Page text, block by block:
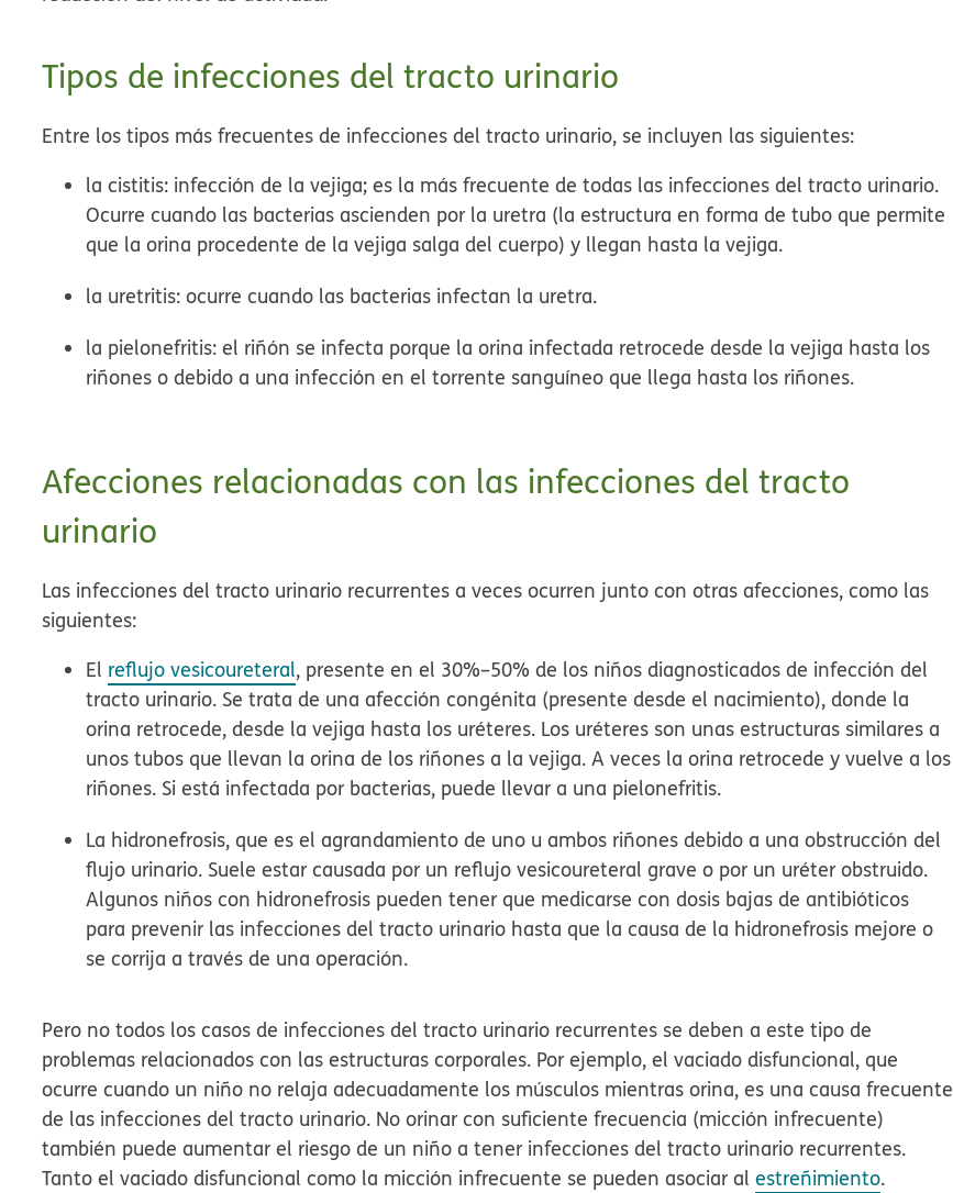
Tipos de infecciones del tracto urinario
Entre los tipos más frecuentes de infecciones del tracto urinario, se incluyen las siguientes:
lacistitis: infección de la vejiga; es la más frecuente de todas las infecciones del tracto urinario.
Ocurre cuando las bacterias ascienden por la uretra (la estructura en forma de tubo que permite
que la orina procedente de la vejiga salga del cuerpo) y llegan hasta la vejiga.
la uretritis: ocurre cuando las bacterias infectan la uretra.
la pielonefritis: el riñón se infecta porque la orina infectada retrocede desde la vejiga hasta los
riñones o debido a una infección en el torrente sanguíneo que llega hasta los riñones.
Afecciones relacionadas con las infecciones del tracto
urinario
Las infecciones del tracto urinario recurrentes a veces ocurren junto con otras afecciones, como las
siguientes:
El reflujo vesicoureteral, presente en el 30%–50% de los niños diagnosticados de infección del
tracto urinario. Se trata de una afección congénita (presente desde el nacimiento), donde la
orina retrocede, desde la vejiga hasta los uréteres. Los uréteres son unas estructuras similares a
unos tubos que llevan la orina de los riñones a la vejiga. A veces la orina retrocede y vuelve a los
riñones. Si está infectada por bacterias, puede llevar a una pielonefritis.
La hidronefrosis, que es el agrandamiento de uno u ambos riñones debido a una obstrucción del
flujo urinario. Suele estar causada por un reflujo vesicoureteral grave o por un uréter obstruido.
Algunos niños con hidronefrosis pueden tener que medicarse con dosis bajas de antibióticos
para prevenir las infecciones del tracto urinario hasta que la causa de la hidronefrosis mejore o
se corrija a través de una operación.
Pero no todos los casos de infecciones del tracto urinario recurrentes se deben a este tipo de
problemas relacionados con las estructuras corporales. Por ejemplo, elvaciado disfuncional, que
ocurre cuando un niño no relaja adecuadamente los músculos mientras orina, es una causa frecuente
de las infecciones del tracto urinario. No orinar con suficiente frecuencia (micción infrecuente)
también puede aumentar el riesgo de un niño a tener infecciones del tracto urinario recurrentes.
Tanto el vaciado disfuncional como la micción infrecuente se pueden asociar alestreñimiento.